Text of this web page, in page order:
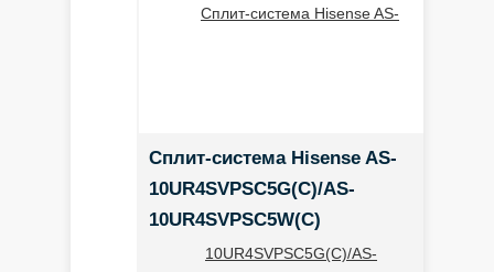
Сплит-система Hisense AS-
10UR4SVPSC5G(C)/AS-
10UR4SVPSC5W(C)